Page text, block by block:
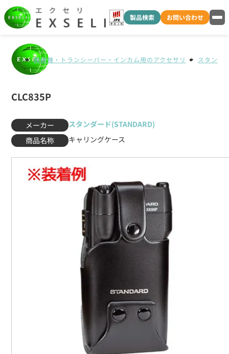
製品検索 お問い合わせ
無線機・トランシーバー・インカム用のアクセサリ スタンダ
CLC835P
メーカー
スタンダード(STANDARD)
商品名称
キャリングケース